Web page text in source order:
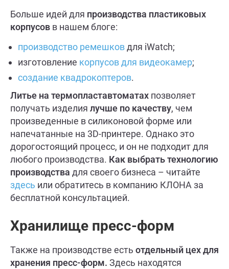
Больше идей для производства пластиковых
корпусов в нашем блоге:
производство ремешковдля iWatch;
изготовление корпусов для видеокамер;
создание квадрокоптеров.
Литье на термопластавтоматах позволяет
получать изделия лучше по качеству, чем
произведенные в силиконовой форме или
напечатанные на 3D-принтере. Однако это
дорогостоящий процесс, и он не подходит для
любого производства. Как выбрать технологию
производства для своего бизнеса – читайте
здесь или обратитесь в компанию КЛОНА за
бесплатной консультацией.
Хранилище пресс-форм
Также на производстве есть отдельный цех для
хранения пресс-форм. Здесь находятся